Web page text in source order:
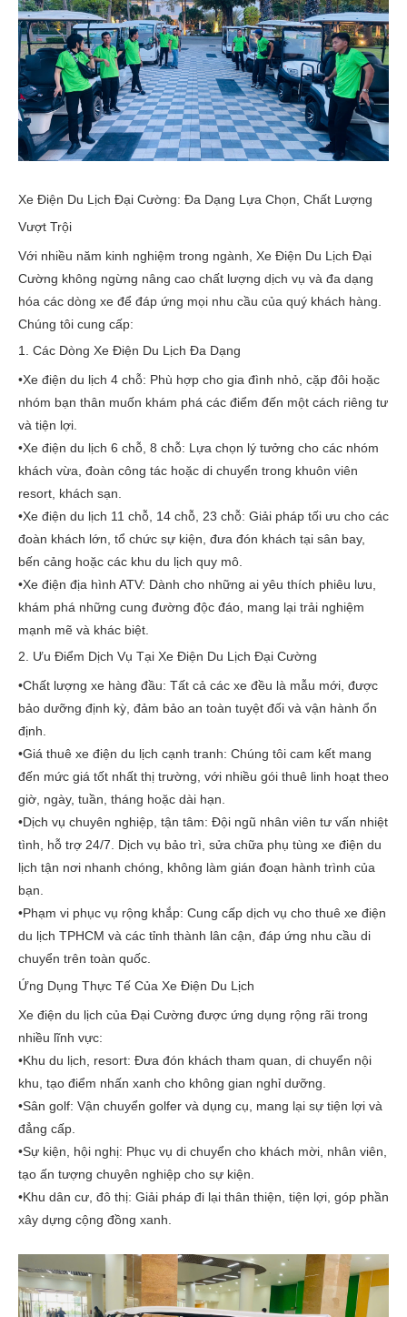
Xe Điện Du Lịch Đại Cường: Đa Dạng Lựa Chọn, Chất Lượng
Vượt Trội
Với nhiều năm kinh nghiệm trong ngành, Xe Điện Du Lịch Đại
Cường không ngừng nâng cao chất lượng dịch vụ và đa dạng
hóa các dòng xe để đáp ứng mọi nhu cầu của quý khách hàng.
Chúng tôi cung cấp:
1. Các Dòng Xe Điện Du Lịch Đa Dạng
•Xe điện du lịch 4 chỗ: Phù hợp cho gia đình nhỏ, cặp đôi hoặc
nhóm bạn thân muốn khám phá các điểm đến một cách riêng tư
và tiện lợi.
•Xe điện du lịch 6 chỗ, 8 chỗ: Lựa chọn lý tưởng cho các nhóm
khách vừa, đoàn công tác hoặc di chuyển trong khuôn viên
resort, khách sạn.
•Xe điện du lịch 11 chỗ, 14 chỗ, 23 chỗ: Giải pháp tối ưu cho các
đoàn khách lớn, tổ chức sự kiện, đưa đón khách tại sân bay,
bến cảng hoặc các khu du lịch quy mô.
•Xe điện địa hình ATV: Dành cho những ai yêu thích phiêu lưu,
khám phá những cung đường độc đáo, mang lại trải nghiệm
mạnh mẽ và khác biệt.
2. Ưu Điểm Dịch Vụ Tại Xe Điện Du Lịch Đại Cường
•Chất lượng xe hàng đầu: Tất cả các xe đều là mẫu mới, được
bảo dưỡng định kỳ, đảm bảo an toàn tuyệt đối và vận hành ổn
định.
•Giá thuê xe điện du lịch cạnh tranh: Chúng tôi cam kết mang
đến mức giá tốt nhất thị trường, với nhiều gói thuê linh hoạt theo
giờ, ngày, tuần, tháng hoặc dài hạn.
•Dịch vụ chuyên nghiệp, tận tâm: Đội ngũ nhân viên tư vấn nhiệt
tình, hỗ trợ 24/7. Dịch vụ bảo trì, sửa chữa phụ tùng xe điện du
lịch tận nơi nhanh chóng, không làm gián đoạn hành trình của
bạn.
•Phạm vi phục vụ rộng khắp: Cung cấp dịch vụ cho thuê xe điện
du lịch TPHCM và các tỉnh thành lân cận, đáp ứng nhu cầu di
chuyển trên toàn quốc.
Ứng Dụng Thực Tế Của Xe Điện Du Lịch
Xe điện du lịch của Đại Cường được ứng dụng rộng rãi trong
nhiều lĩnh vực:
•Khu du lịch, resort: Đưa đón khách tham quan, di chuyển nội
khu, tạo điểm nhấn xanh cho không gian nghỉ dưỡng.
•Sân golf: Vận chuyển golfer và dụng cụ, mang lại sự tiện lợi và
đẳng cấp.
•Sự kiện, hội nghị: Phục vụ di chuyển cho khách mời, nhân viên,
tạo ấn tượng chuyên nghiệp cho sự kiện.
•Khu dân cư, đô thị: Giải pháp đi lại thân thiện, tiện lợi, góp phần
xây dựng cộng đồng xanh.